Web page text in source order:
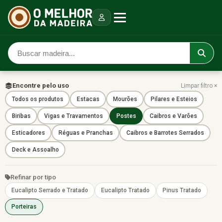
Encontre pelo uso
Limpar filtro ×
Todos os produtos
Estacas Mourões Pilares e Esteios
Biribas Vigas e Travamentos Postes Caibros e Varões
Esticadores Réguas e Pranchas Caibros e Barrotes Serrados
Deck e Assoalho
Refinar por tipo
Eucalipto Serrado e Tratado Eucalipto Tratado Pinus Tratado
Porteiras